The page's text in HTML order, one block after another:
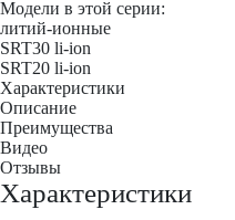
с
платформой
PROLIFT
PRO
SRT25
li-
ion
Модели в этой серии:
литий-ионные
SRT30 li-ion
SRT20 li-ion
Характеристики
Описание
Преимущества
Видео
Отзывы
Характеристики